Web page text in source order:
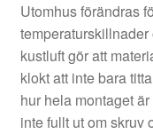
Utomhus förändras
kustluft gör att
klokt att inte bara
hur hela montaget
inte fullt ut om skruv